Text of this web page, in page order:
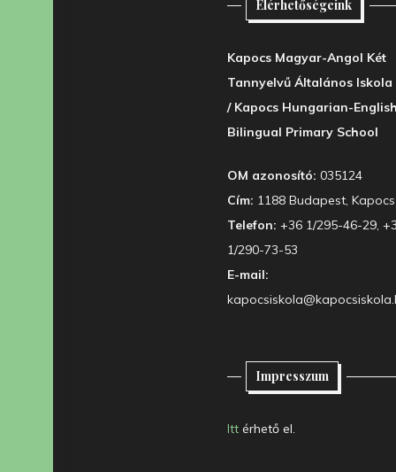
Elérhetőségeink
Kapocs Magyar-Angol Két
Tannyelvű Általános Iskola
/ Kapocs Hungarian-English
Bilingual Primary School
OM azonosító: 035124
Cím: 1188 Budapest, Kapocs
Telefon: +36 1/295-46-29,
1/290-73-53
E-mail:
Impresszum
Itt érhető el.